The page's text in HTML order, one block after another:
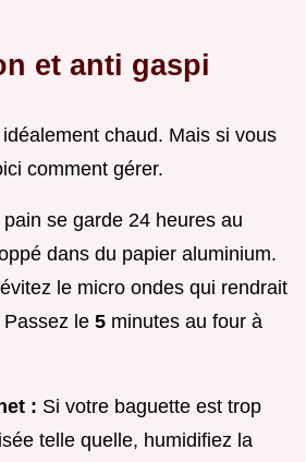
et anti gaspi
chaud. Mais si vous
comment gérer.
pain se garde 24 heures au
dans du papier aluminium.
le micro ondes qui rendrait
Passez le 5 minutes au four à
: Si votre baguette est trop
telle quelle, humidifiez la